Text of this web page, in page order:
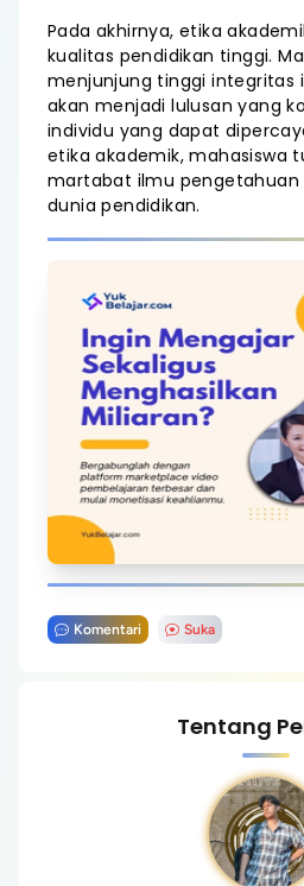
Pada akhirnya, etika
kualitas pendidikan tinggi.
menjunjung tinggi integritas
akan menjadi lulusan yang
individu yang dapat
etika akademik, mahasiswa
martabat ilmu pengetahuan
dunia pendidikan.
Komentari Suka
Tentang